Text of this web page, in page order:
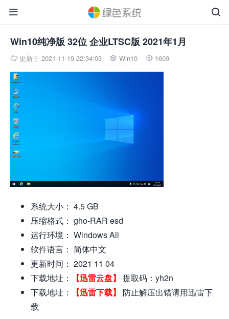


Win10纯净版 32位 企业LTSC版 2021年1月
 更新于 2021-11-19 22:34:03  Win10  1609
系统大小： 4.5 GB
压缩格式： gho-RAR esd
运行环境： Windows All
软件语言： 简体中文
更新时间： 2021 11 04
下载地址：
【迅雷云盘】 提取码：yh2n
下载地址：
【迅雷下载】
防止解压出错请用迅雷下
载